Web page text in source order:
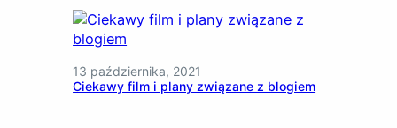
13 października, 2021
Ciekawy film i plany związane z blogiem